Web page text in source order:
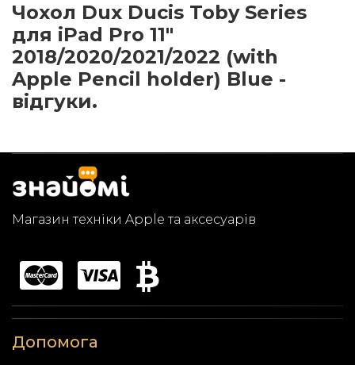
Чохол Dux Ducis Toby Series
для iPad Pro 11"
2018/2020/2021/2022 (with
Apple Pencil holder) Blue -
відгуки.
Магазин техніки Apple та аксесуарів
Допомога